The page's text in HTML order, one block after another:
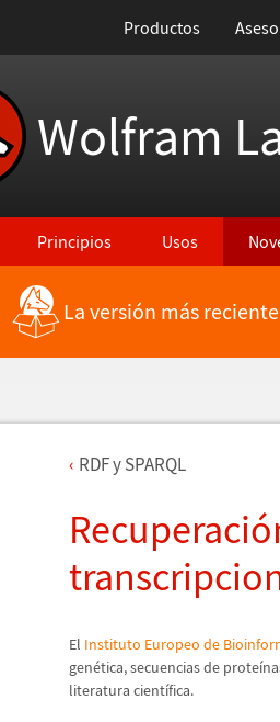
Productos
Wolfram
Principios Usos
La versión más
RDF y SPARQL
Recuperació
El Instituto Europeo de
genética, secuencias de proteí
literatura científica.